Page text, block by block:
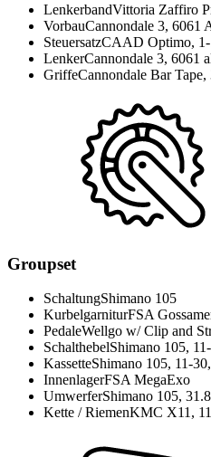
LenkerbandVittoria Zaffiro
VorbauCannondale 3, 6061
SteuersatzCAAD Optimo, 1-
LenkerCannondale 3, 6061
GriffeCannondale Bar Tape,
Groupset
SchaltungShimano 105
KurbelgarniturFSA
PedaleWellgo w/ Clip and
SchalthebelShimano 105,
KassetteShimano 105, 11-
InnenlagerFSA MegaExo
UmwerferShimano 105,
Kette / RiemenKMC X11,